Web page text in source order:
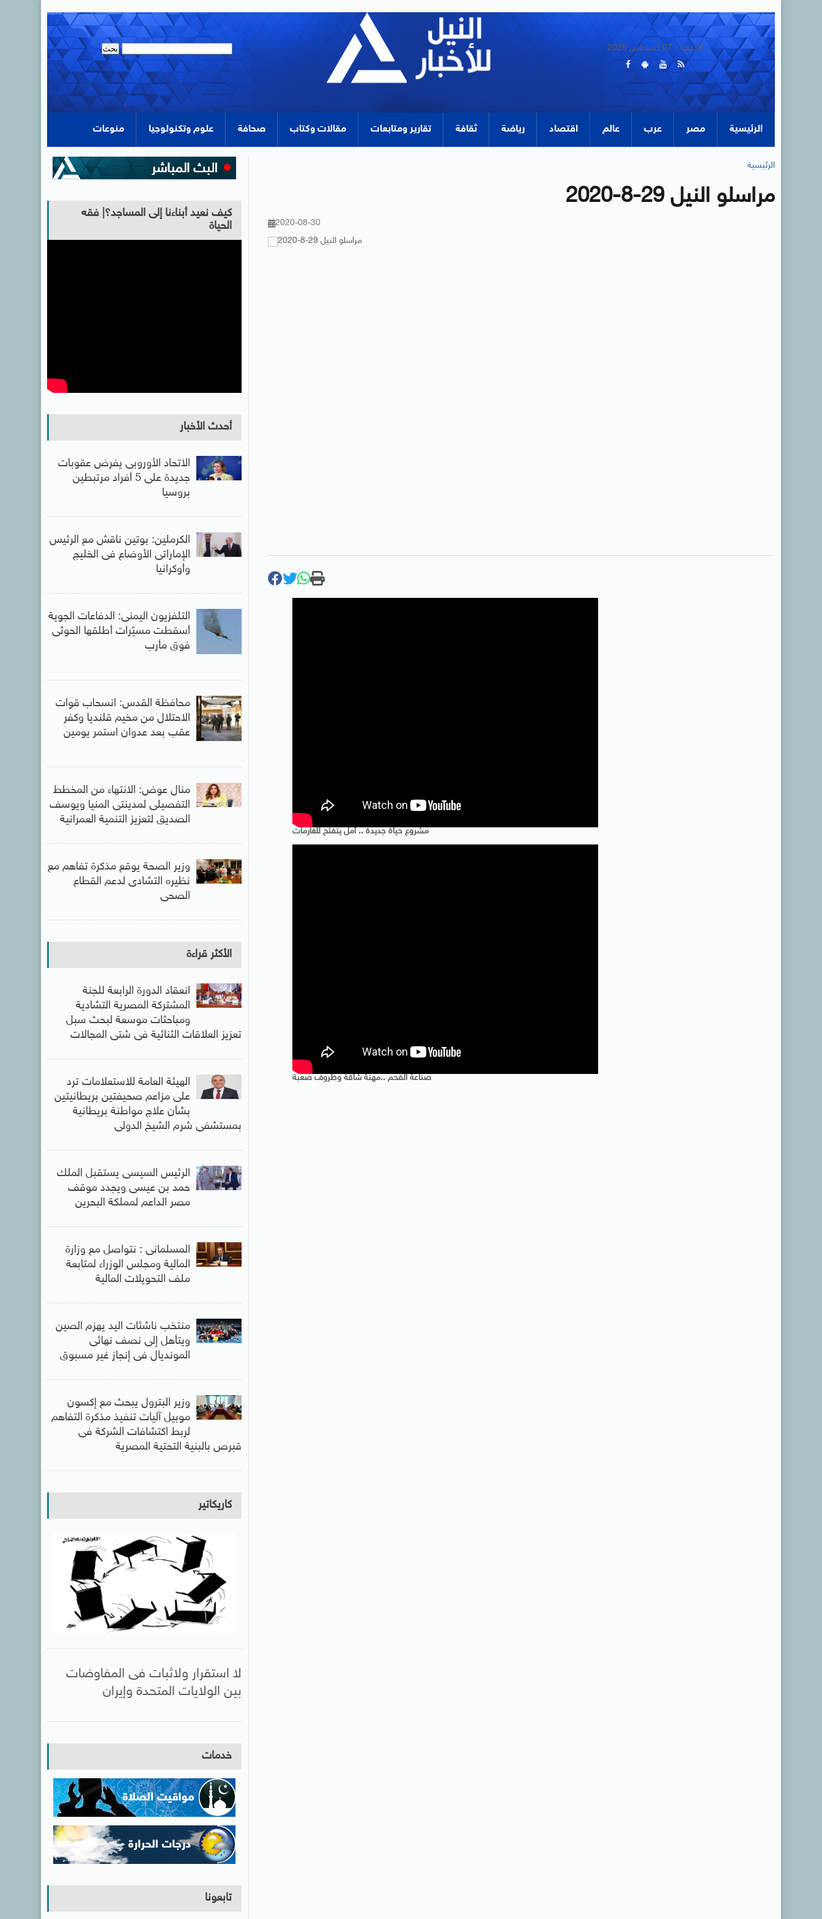
الجمعة - 07 أغسطس 2026
الرئيسية مصر عرب عالم اقتصاد رياضة ثقافة تقارير ومتابعات مقالات وكتاب صحافة علوم وتكنولوجيا منوعات
الرئيسية
مراسلو النيل 29-8-2020
2020-08-30
مشروع حياة جديدة .. أمل يتفتح للغارمات
صناعة الفحم ..مهنة شاقة وظروف صعبة
كيف نعيد أبناءنا إلى المساجد؟| فقه
الحياة
أحدث الأخبار
الاتحاد الأوروبى يفرض عقوبات
جديدة على 5 أفراد مرتبطين
بروسيا
الكرملين: بوتين ناقش مع الرئيس
الإماراتى الأوضاع فى الخليج
وأوكرانيا
التلفزيون اليمنى: الدفاعات الجوية
أسقطت مسيّرات أطلقها الحوثى
فوق مأرب
محافظة القدس: انسحاب قوات
الاحتلال من مخيم قلنديا وكفر
عقب بعد عدوان استمر يومين
منال عوض: الانتهاء من المخطط
التفصيلى لمدينتى المنيا ويوسف
الصديق لتعزيز التنمية العمرانية
وزير الصحة يوقع مذكرة تفاهم مع
نظيره التشادى لدعم القطاع
الصحى
الأكثر قراءة
انعقاد الدورة الرابعة للجنة
المشتركة المصرية التشادية
ومباحثات موسعة لبحث سبل
تعزيز العلاقات الثنائية فى شتى المجالات
الهيئة العامة للاستعلامات ترد
على مزاعم صحيفتين بريطانيتين
بشأن علاج مواطنة بريطانية
بمستشفى شرم الشيخ الدولى
الرئيس السيسى يستقبل الملك
حمد بن عيسى ويجدد موقف
مصر الداعم لمملكة البحرين
المسلمانى : نتواصل مع وزارة
المالية ومجلس الوزراء لمتابعة
ملف التحويلات المالية
منتخب ناشئات اليد يهزم الصين
ويتأهل إلى نصف نهائى
المونديال فى إنجاز غير مسبوق
وزير البترول يبحث مع إكسون
موبيل آليات تنفيذ مذكرة التفاهم
لربط اكتشافات الشركة فى
قبرص بالبنية التحتية المصرية
كاريكاتير
لا استقرار ولاثبات فى المفاوضات
بين الولايات المتحدة وإيران
خدمات
تابعونا